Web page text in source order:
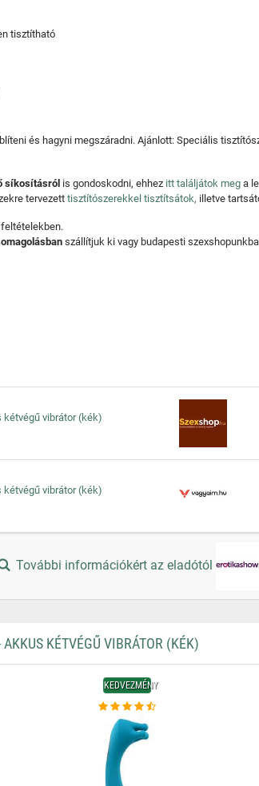
tisztítható
és hagyni megszáradni. Ajánlott: Speciális
síkosításról is gondoskodni, ehhez itt találjátok meg a
tervezett tisztítószerekkel tisztítsátok, illetve
szállítjuk ki vagy budapesti
kétvégű vibrátor (kék)
kétvégű vibrátor (kék)
További információkért az eladótól
KÉTVÉGŰ VIBRÁTOR (KÉK)
KEDVEZMÉNY